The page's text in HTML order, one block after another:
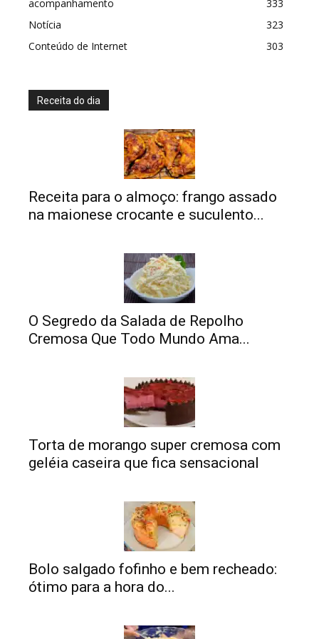
acompanhamento
333
Notícia
323
Conteúdo de Internet
303
Receita do dia
Receita para o almoço: frango assado
na maionese crocante e suculento...
O Segredo da Salada de Repolho
Cremosa Que Todo Mundo Ama...
Torta de morango super cremosa com
geléia caseira que fica sensacional
Bolo salgado fofinho e bem recheado:
ótimo para a hora do...